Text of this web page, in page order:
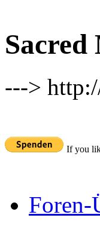
--->
If you
Foren-